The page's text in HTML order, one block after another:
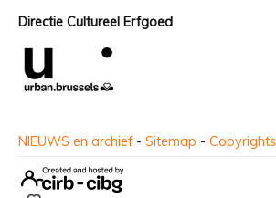
Directie Cultureel Erfgoed
NIEUWS en archief - Sitemap - Copyrights